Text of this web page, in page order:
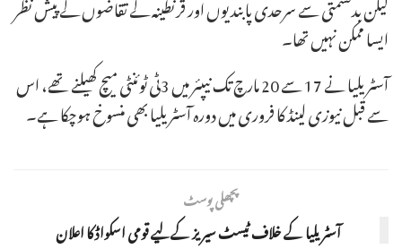
ایسا ممکن نہیں تھا۔
آسٹریلیا نے 17 سے 20 مارچ تک نیپئر میں 3ٹی ٹوئنٹی میچ کھیلنے تھے، اس
سے قبل نیوزی لینڈ کا فروری میں دورہ آسٹریلیا بھی منسوخ ہوچکا ہے۔
پچھلی پوسٹ
آسٹریلیا کے خلاف ٹیسٹ سیریز کےلیے قومی اسکواڈ کا اعلان